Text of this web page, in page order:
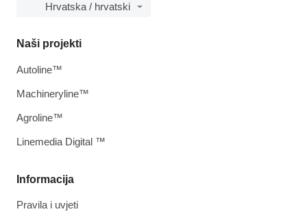
Hrvatska / hrvatski
Informacija
Pravila i uvjeti
Naši projekti
Autoline™
Machineryline™
Agroline™
Linemedia Digital ™